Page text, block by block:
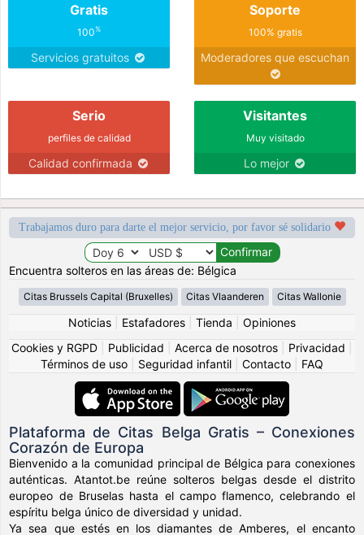
Gratis
100%
Servicios gratuitos
Soporte
100% gratis
Moderadores que escuchan
Serio
perfiles de calidad
Calidad confirmada
Visitantes
Muy visitado
Lo mejor
Trabajamos duro para darte el mejor servicio, por favor sé solidario
Encuentra solteros en las áreas de: Bélgica
Citas Brussels Capital (Bruxelles) Citas Vlaanderen Citas Wallonie
Noticias Estafadores Tienda
Opiniones
Cookies y RGPD
Publicidad Acerca de nosotros Privacidad
Términos de uso
Seguridad infantil Contacto FAQ
Plataforma de Citas Belga Gratis – Conexiones
Corazón de Europa
Bienvenido a la comunidad principal de Bélgica para conexiones
auténticas. Atantot.be reúne solteros belgas desde el distrito
europeo de Bruselas hasta el campo flamenco, celebrando el
espíritu belga único de diversidad y unidad.
Ya sea que estés en los diamantes de Amberes, el encanto